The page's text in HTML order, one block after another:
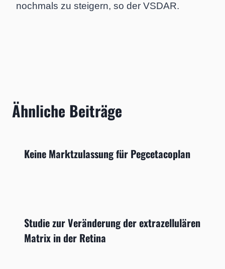
nochmals zu steigern, so der VSDAR.
Ähnliche Beiträge
Keine Marktzulassung für Pegcetacoplan
Studie zur Veränderung der extrazellulären
Matrix in der Retina